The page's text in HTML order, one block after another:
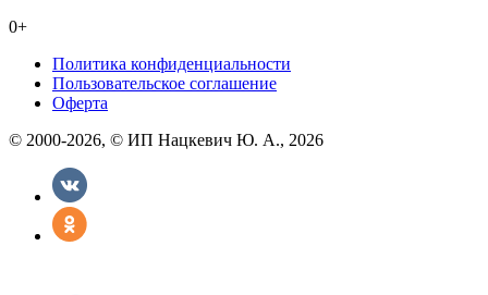
0+
Политика конфиденциальности
Пользовательское соглашение
Оферта
© 2000-2026, © ИП Нацкевич Ю. А., 2026